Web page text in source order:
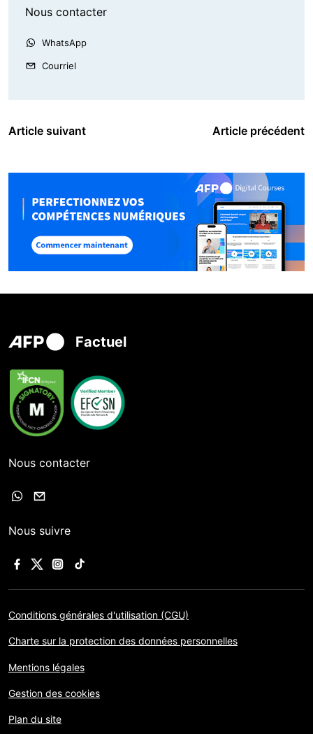
Nous contacter
WhatsApp
Courriel
Article suivant Article précédent
Factuel
Nous contacter
Nous suivre
Conditions générales d'utilisation (CGU)
Charte sur la protection des données personnelles
Mentions légales
Gestion des cookies
Plan du site